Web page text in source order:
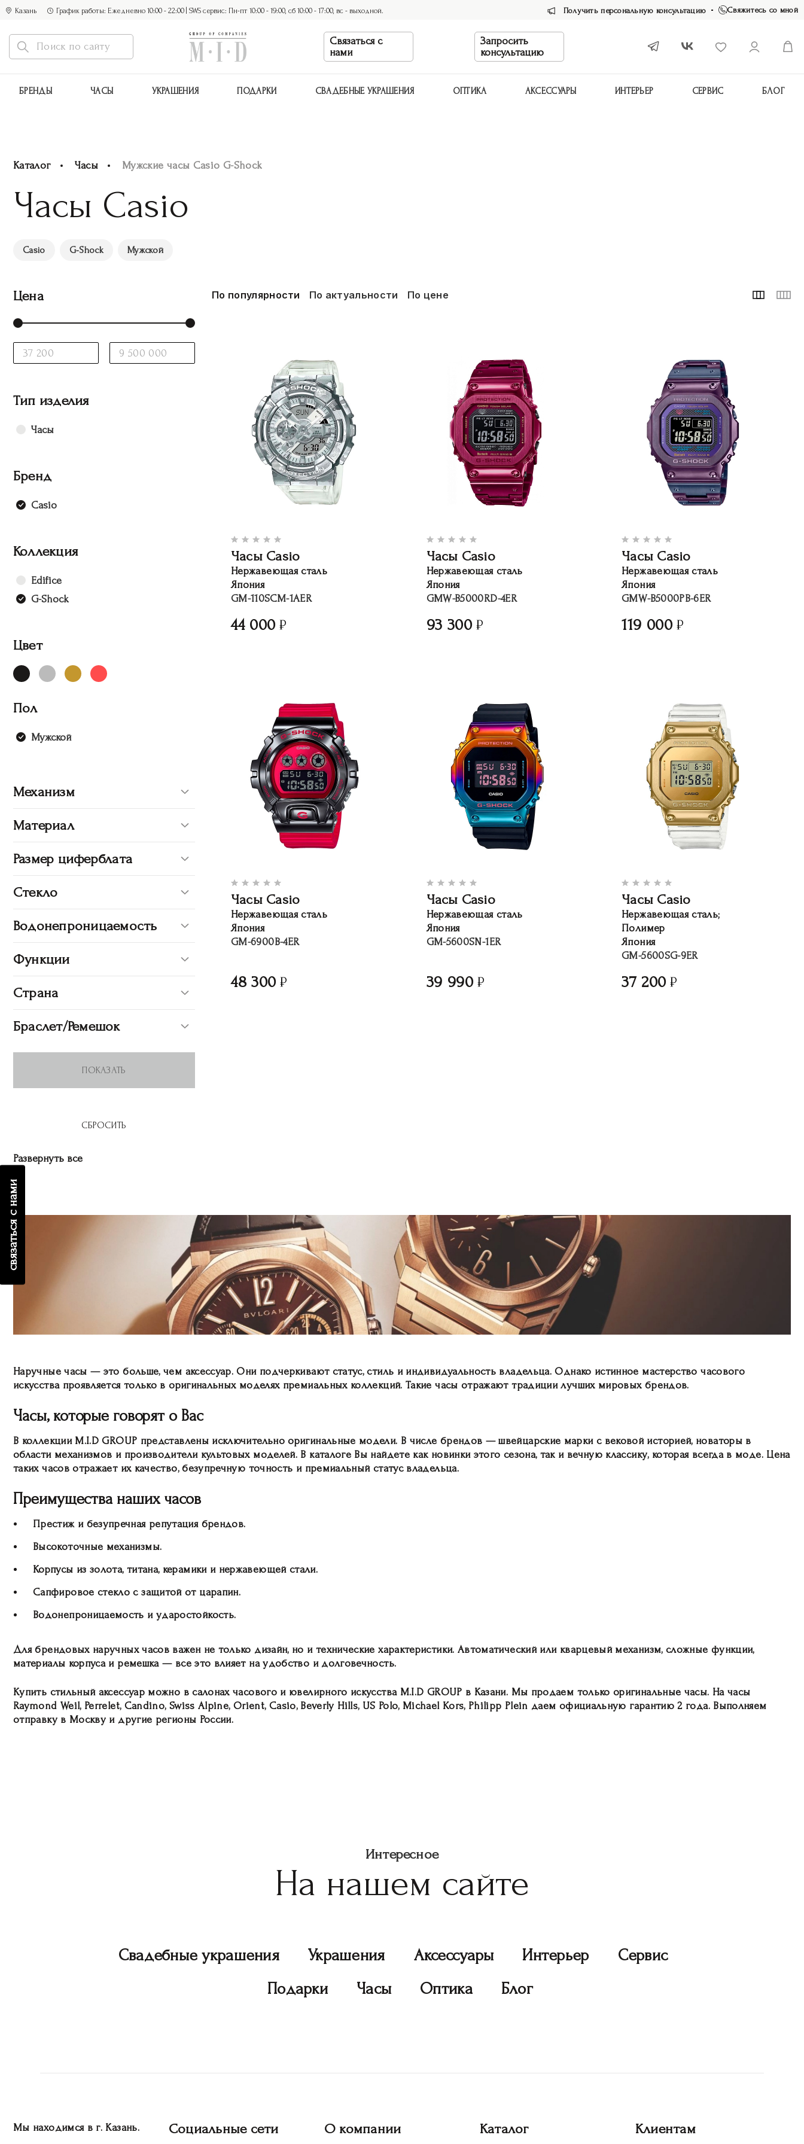
Казань График работы: Ежедневно 10:00 - 22:00 | SWS сервис: Пн-пт 10:00 - 19:00, сб 10:00 - 17:00, вс - выходной. Получить персональную консультацию Свяжитесь со мной
Связаться с
нами
Запросить
консультацию
БРЕНДЫ ЧАСЫ УКРАШЕНИЯ ПОДАРКИ СВАДЕБНЫЕ УКРАШЕНИЯ ОПТИКА АКСЕССУАРЫ ИНТЕРЬЕР СЕРВИС БЛОГ
связаться с нами
Каталог Часы Мужские часы Casio G-Shock
Часы Casio
Casio G-Shock Мужской
Цена
Тип изделия
Часы
Бренд
Casio
Коллекция
Edifice
G-Shock
Цвет
Пол
Мужской
Механизм
Материал
Размер циферблата
Стекло
Водонепроницаемость
Функции
Страна
Браслет/Ремешок
Развернуть все
По популярности По актуальности По цене
Часы Casio
Нержавеющая сталь
Япония
GM-110SCM-1AER
44 000
Часы Casio
Нержавеющая сталь
Япония
GMW-B5000RD-4ER
93 300
Часы Casio
Нержавеющая сталь
Япония
GMW-B5000PB-6ER
119 000
Часы Casio
Нержавеющая сталь
Япония
GM-6900B-4ER
48 300
Часы Casio
Нержавеющая сталь
Япония
GM-5600SN-1ER
39 990
Часы Casio
Нержавеющая сталь;
Полимер
Япония
GM-5600SG-9ER
37 200
Наручные часы — это больше, чем аксессуар. Они подчеркивают статус, стиль и индивидуальность владельца. Однако истинное мастерство часового
искусства проявляется только в оригинальных моделях премиальных коллекций. Такие часы отражают традиции лучших мировых брендов.
Часы, которые говорят о Вас
В коллекции M.I.D GROUP представлены исключительно оригинальные модели. В числе брендов — швейцарские марки с вековой историей, новаторы в
области механизмов и производители культовых моделей. В каталоге Вы найдете как новинки этого сезона, так и вечную классику, которая всегда в моде. Цена
таких часов отражает их качество, безупречную точность и премиальный статус владельца.
Преимущества наших часов
Престиж и безупречная репутация брендов.
Высокоточные механизмы.
Корпусы из золота, титана, керамики и нержавеющей стали.
Сапфировое стекло с защитой от царапин.
Водонепроницаемость и ударостойкость.
Для брендовых наручных часов важен не только дизайн, но и технические характеристики. Автоматический или кварцевый механизм, сложные функции,
материалы корпуса и ремешка — все это влияет на удобство и долговечность.
Купить стильный аксессуар можно в салонах часового и ювелирного искусства M.I.D GROUP в Казани. Мы продаем только оригинальные часы. На часы
Raymond Weil, Perrelet, Candino, Swiss Alpine, Orient, Casio, Beverly Hills, US Polo, Michael Kors, Philipp Plein даем официальную гарантию 2 года. Выполняем
отправку в Москву и другие регионы России.
Интересное
На нашем сайте
Свадебные украшения Украшения Аксессуары Интерьер
Сервис
Подарки
Часы Оптика Блог
Мы находимся в г. Казань. Социальные сети О компании Каталог Клиентам